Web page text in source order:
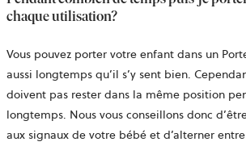
chaque utilisation?
Vous pouvez porter votre enfant dans un
aussi longtemps qu’il s’y sent bien.
doivent pas rester dans la même position
longtemps. Nous vous conseillons donc
aux signaux de votre bébé et d’alterner